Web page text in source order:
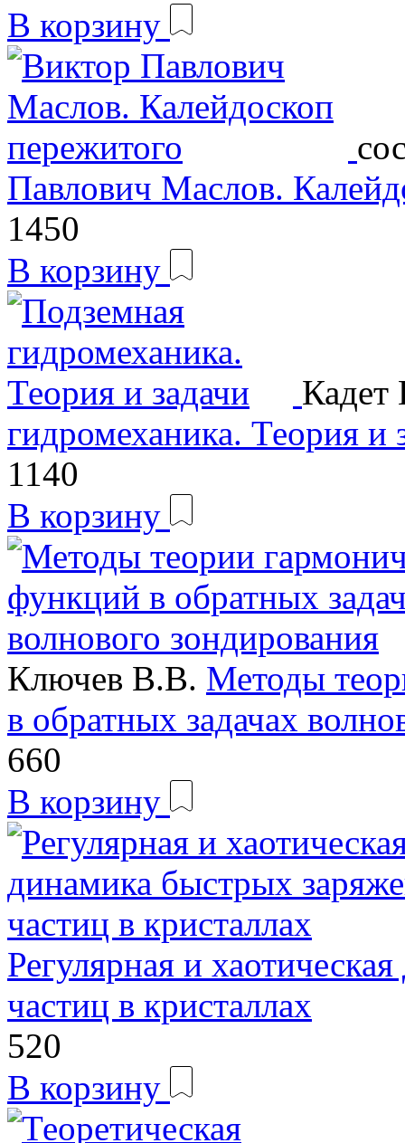
В корзину
Павлович Маслов.
1450
В корзину
гидромеханика. Теория и
1140
В корзину
Ключев В.В. Методы
в обратных задачах
660
В корзину
Регулярная и
частиц в кристаллах
520
В корзину